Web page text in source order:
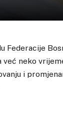
Federacije
već neko
i